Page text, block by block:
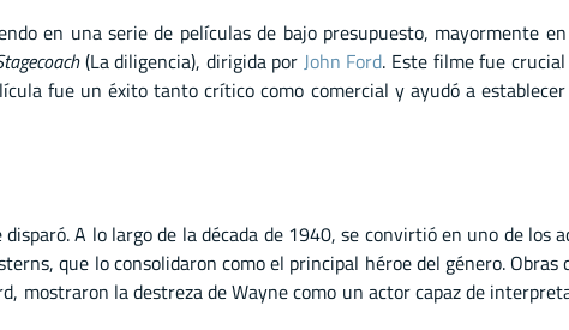
en una serie de películas de bajo presupuesto, mayormente
(La diligencia), dirigida por John Ford. Este filme fue
fue un éxito tanto crítico como comercial y ayudó a
A lo largo de la década de 1940, se convirtió en uno de
que lo consolidaron como el principal héroe del género. Obras
mostraron la destreza de Wayne como un actor capaz de